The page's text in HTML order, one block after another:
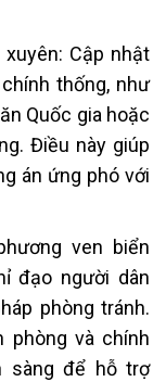
Cập nhật
thống, như
Quốc gia hoặc
Điều này giúp
án ứng phó với
ven biển
đạo người dân
phòng tránh.
phòng và chính
sàng để hỗ trợ